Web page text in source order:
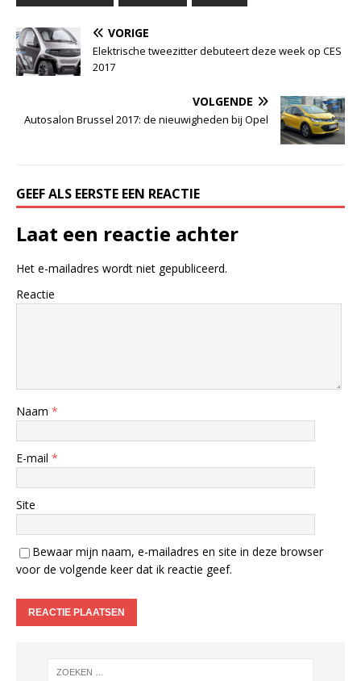
VORIGE
Elektrische tweezitter debuteert deze week op CES
2017
VOLGENDE
Autosalon Brussel 2017: de nieuwigheden bij Opel
GEEF ALS EERSTE EEN REACTIE
Laat een reactie achter
Het e-mailadres wordt niet gepubliceerd.
Reactie
Naam *
E-mail *
Site
Bewaar mijn naam, e-mailadres en site in deze browser
voor de volgende keer dat ik reactie geef.